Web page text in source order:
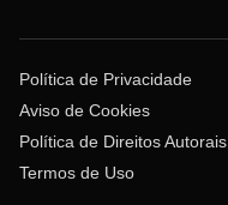
Política de Privacidade
Aviso de Cookies
Política de Direitos Autorais
Termos de Uso